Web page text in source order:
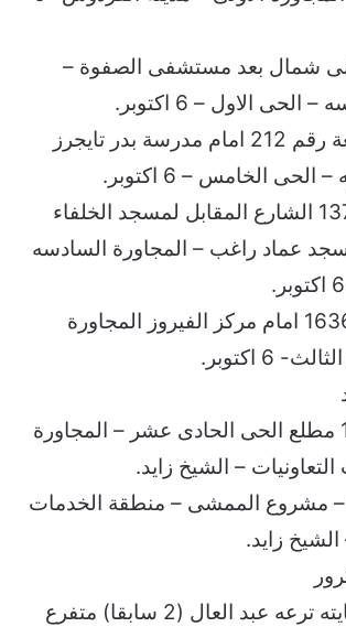
925 ثانى شمال بعد مستشفى الصفوة –
الاول – 6 اكتوبر.
– شارع 12 قطعة رقم 212 امام مدرسة بدر تايجرز
الحى الخامس – 6 اكتوبر.
– قطعة رقم 1379 الشارع المقابل لمسجد الخلفاء
عماد راغب – المجاورة السادسه
– القطعة رقم 1636 امام مركز الفيروز المجاورة
6 اكتوبر.
– عمارة رقم 12 مطلع الحى الحادى عشر – المجاورة
التعاونيات – الشيخ زايد.
– مبنى رقم 10 – مشروع الممشى – منطقة الخدمات
زايد.
– 1 شارع الشحايته ترعه عبد العال (2 سابقا) متفرع